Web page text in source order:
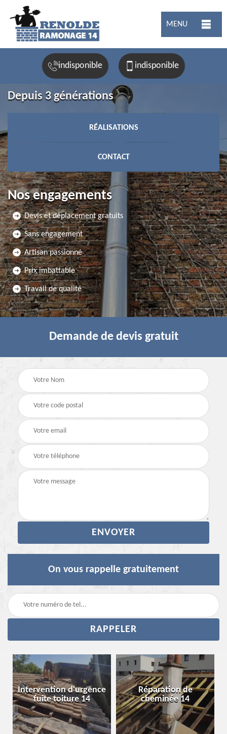
MENU
indisponible indisponible
Depuis 3 générations
RÉALISATIONS
CONTACT
Nos engagements
Devis et déplacement gratuits
Sans engagement
Artisan passionné
Prix imbattable
Travail de qualité
Demande de devis gratuit
On vous rappelle gratuitement
Intervention d'urgence
fuite toiture 14
Réparation de
cheminée 14